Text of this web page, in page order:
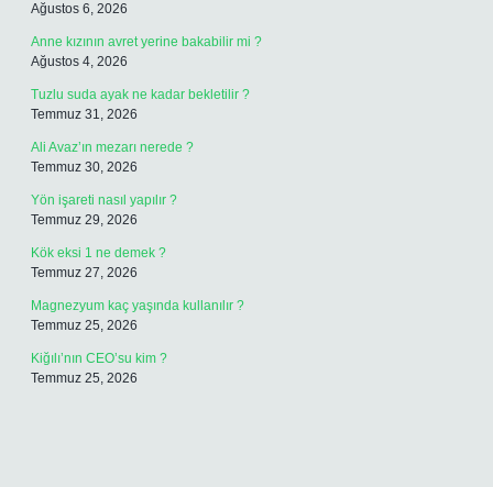
Ağustos 6, 2026
Anne kızının avret yerine bakabilir mi ?
Ağustos 4, 2026
Tuzlu suda ayak ne kadar bekletilir ?
Temmuz 31, 2026
Ali Avaz’ın mezarı nerede ?
Temmuz 30, 2026
Yön işareti nasıl yapılır ?
Temmuz 29, 2026
Kök eksi 1 ne demek ?
Temmuz 27, 2026
Magnezyum kaç yaşında kullanılır ?
Temmuz 25, 2026
Kiğılı’nın CEO’su kim ?
Temmuz 25, 2026